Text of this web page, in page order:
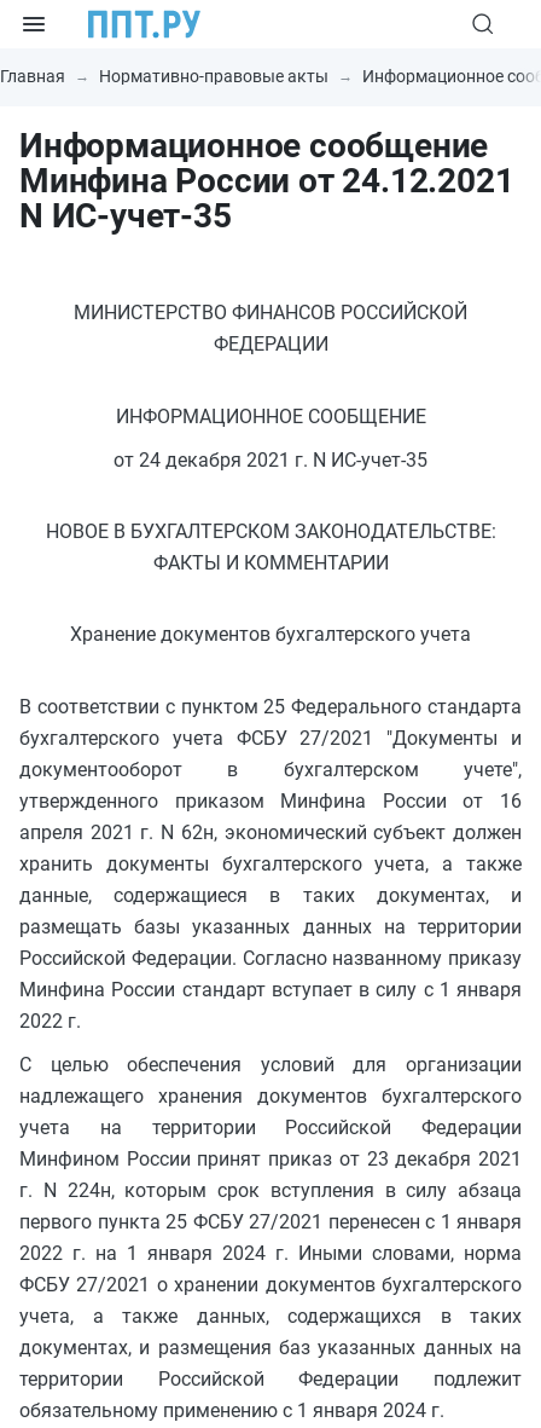
Главная Нормативно-правовые акты Информационное
Информационное сообщение
Минфина России от 24.12.2021
N ИС-учет-35
МИНИСТЕРСТВО ФИНАНСОВ РОССИЙСКОЙ
ФЕДЕРАЦИИ
ИНФОРМАЦИОННОЕ СООБЩЕНИЕ
от 24 декабря 2021 г. N ИС-учет-35
НОВОЕ В БУХГАЛТЕРСКОМ ЗАКОНОДАТЕЛЬСТВЕ:
ФАКТЫ И КОММЕНТАРИИ
Хранение документов бухгалтерского учета
В соответствии с пунктом 25 Федерального стандарта
бухгалтерского учета ФСБУ 27/2021 "Документы и
документооборот в бухгалтерском учете",
утвержденного приказом Минфина России от 16
апреля 2021 г. N 62н, экономический субъект должен
хранить документы бухгалтерского учета, а также
данные, содержащиеся в таких документах, и
размещать базы указанных данных на территории
Российской Федерации. Согласно названному приказу
Минфина России стандарт вступает в силу с 1 января
2022 г.
С целью обеспечения условий для организации
надлежащего хранения документов бухгалтерского
учета на территории Российской Федерации
Минфином России принят приказ от 23 декабря 2021
г. N 224н, которым срок вступления в силу абзаца
первого пункта 25 ФСБУ 27/2021 перенесен с 1 января
2022 г. на 1 января 2024 г. Иными словами, норма
ФСБУ 27/2021 о хранении документов бухгалтерского
учета, а также данных, содержащихся в таких
документах, и размещения баз указанных данных на
территории Российской Федерации подлежит
обязательному применению с 1 января 2024 г.